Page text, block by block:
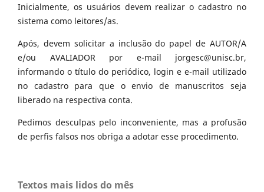
Inicialmente, os usuários devem realizar o cadastro no
sistema como leitores/as.
Após, devem solicitar a inclusão do papel de AUTOR/A
e/ou AVALIADOR por e-mail jorgesc@unisc.br,
informando o título do periódico, login e e-mail utilizado
no cadastro para que o envio de manuscritos seja
liberado na respectiva conta.
Pedimos desculpas pelo inconveniente, mas a profusão
de perfis falsos nos obriga a adotar esse procedimento.
Textos mais lidos do mês